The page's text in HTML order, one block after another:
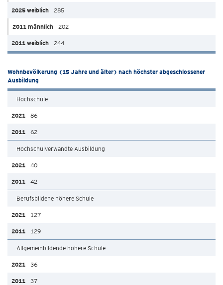
285
202
244
Wohnbevölkerung (15 Jahre und älter) nach höchster abgeschlossener
Ausbildung
Hochschule
86
62
Hochschulverwandte Ausbildung
40
42
Berufsbildene höhere Schule
127
129
Allgemeinbildende höhere Schule
36
37